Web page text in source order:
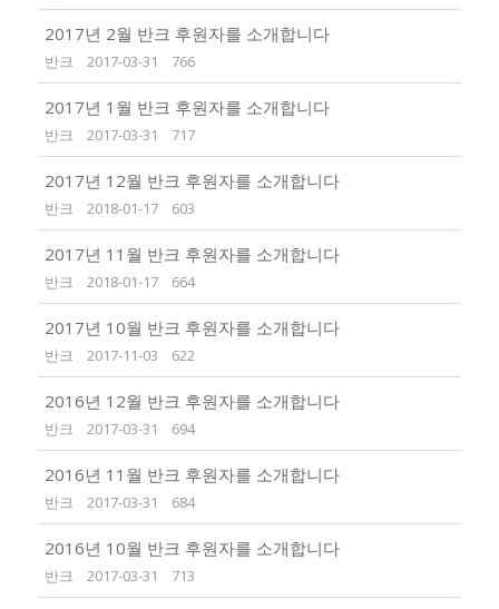
2017년 2월 반크 후원자를 소개합니다
반크 2017-03-31 766
2017년 1월 반크 후원자를 소개합니다
반크 2017-03-31 717
2017년 12월 반크 후원자를 소개합니다
반크 2018-01-17 603
2017년 11월 반크 후원자를 소개합니다
반크 2018-01-17 664
2017년 10월 반크 후원자를 소개합니다
반크 2017-11-03 622
2016년 12월 반크 후원자를 소개합니다
반크 2017-03-31 694
2016년 11월 반크 후원자를 소개합니다
반크 2017-03-31 684
2016년 10월 반크 후원자를 소개합니다
반크 2017-03-31 713